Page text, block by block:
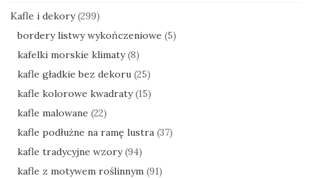
Kafle i dekory (299)
bordery listwy wykończeniowe (5)
kafelki morskie klimaty (8)
kafle gładkie bez dekoru (25)
kafle kolorowe kwadraty (15)
kafle malowane (22)
kafle podłużne na ramę lustra (37)
kafle tradycyjne wzory (94)
kafle z motywem roślinnym (91)